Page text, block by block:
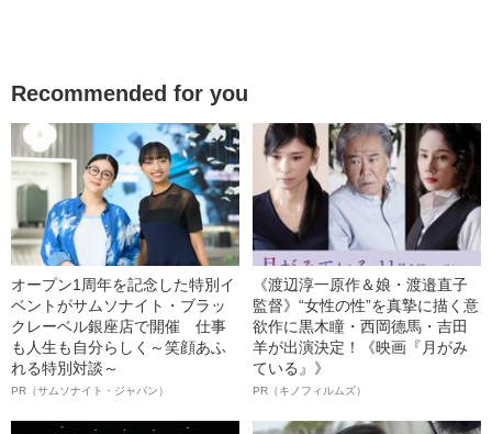
Recommended for you
オープン1周年を記念した特別イ
ベントがサムソナイト・ブラッ
クレーベル銀座店で開催 仕事
も人生も自分らしく～笑顔あふ
れる特別対談～
PR（サムソナイト・ジャパン）
《渡辺淳一原作＆娘・渡邉直子
監督》“女性の性”を真摯に描く意
欲作に黒木瞳・西岡德馬・吉田
羊が出演決定！《映画『月がみ
ている』》
PR（キノフィルムズ）